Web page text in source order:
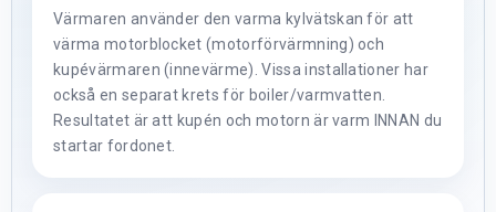
Värmaren använder den varma kylvätskan för att
värma motorblocket (motorförvärmning) och
kupévärmaren (innevärme). Vissa installationer har
också en separat krets för boiler/varmvatten.
Resultatet är att kupén och motorn är varm INNAN du
startar fordonet.